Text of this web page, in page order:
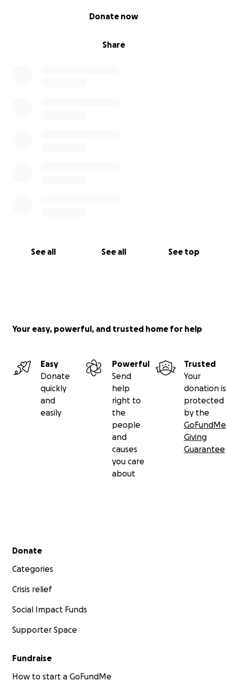
Share
Donate now
See all See all See top
Your easy, powerful, and trusted home for help
Easy
Donate
quickly
and
easily
Powerful
Send
help
right to
the
people
and
causes
you care
about
Trusted
Your
donation is
protected
by the
GoFundMe
Giving
Guarantee
Secondary menu
Donate
Categories
Crisis relief
Social Impact Funds
Supporter Space
Fundraise
How to start a GoFundMe